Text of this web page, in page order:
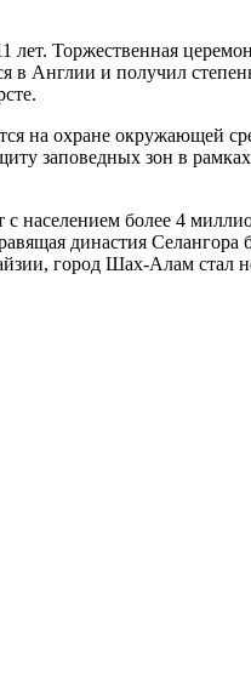
Торжественная
в Англии и получил
на охране окружающей
заповедных зон в
более 4
династия Селангора
город Шах-Алам стал